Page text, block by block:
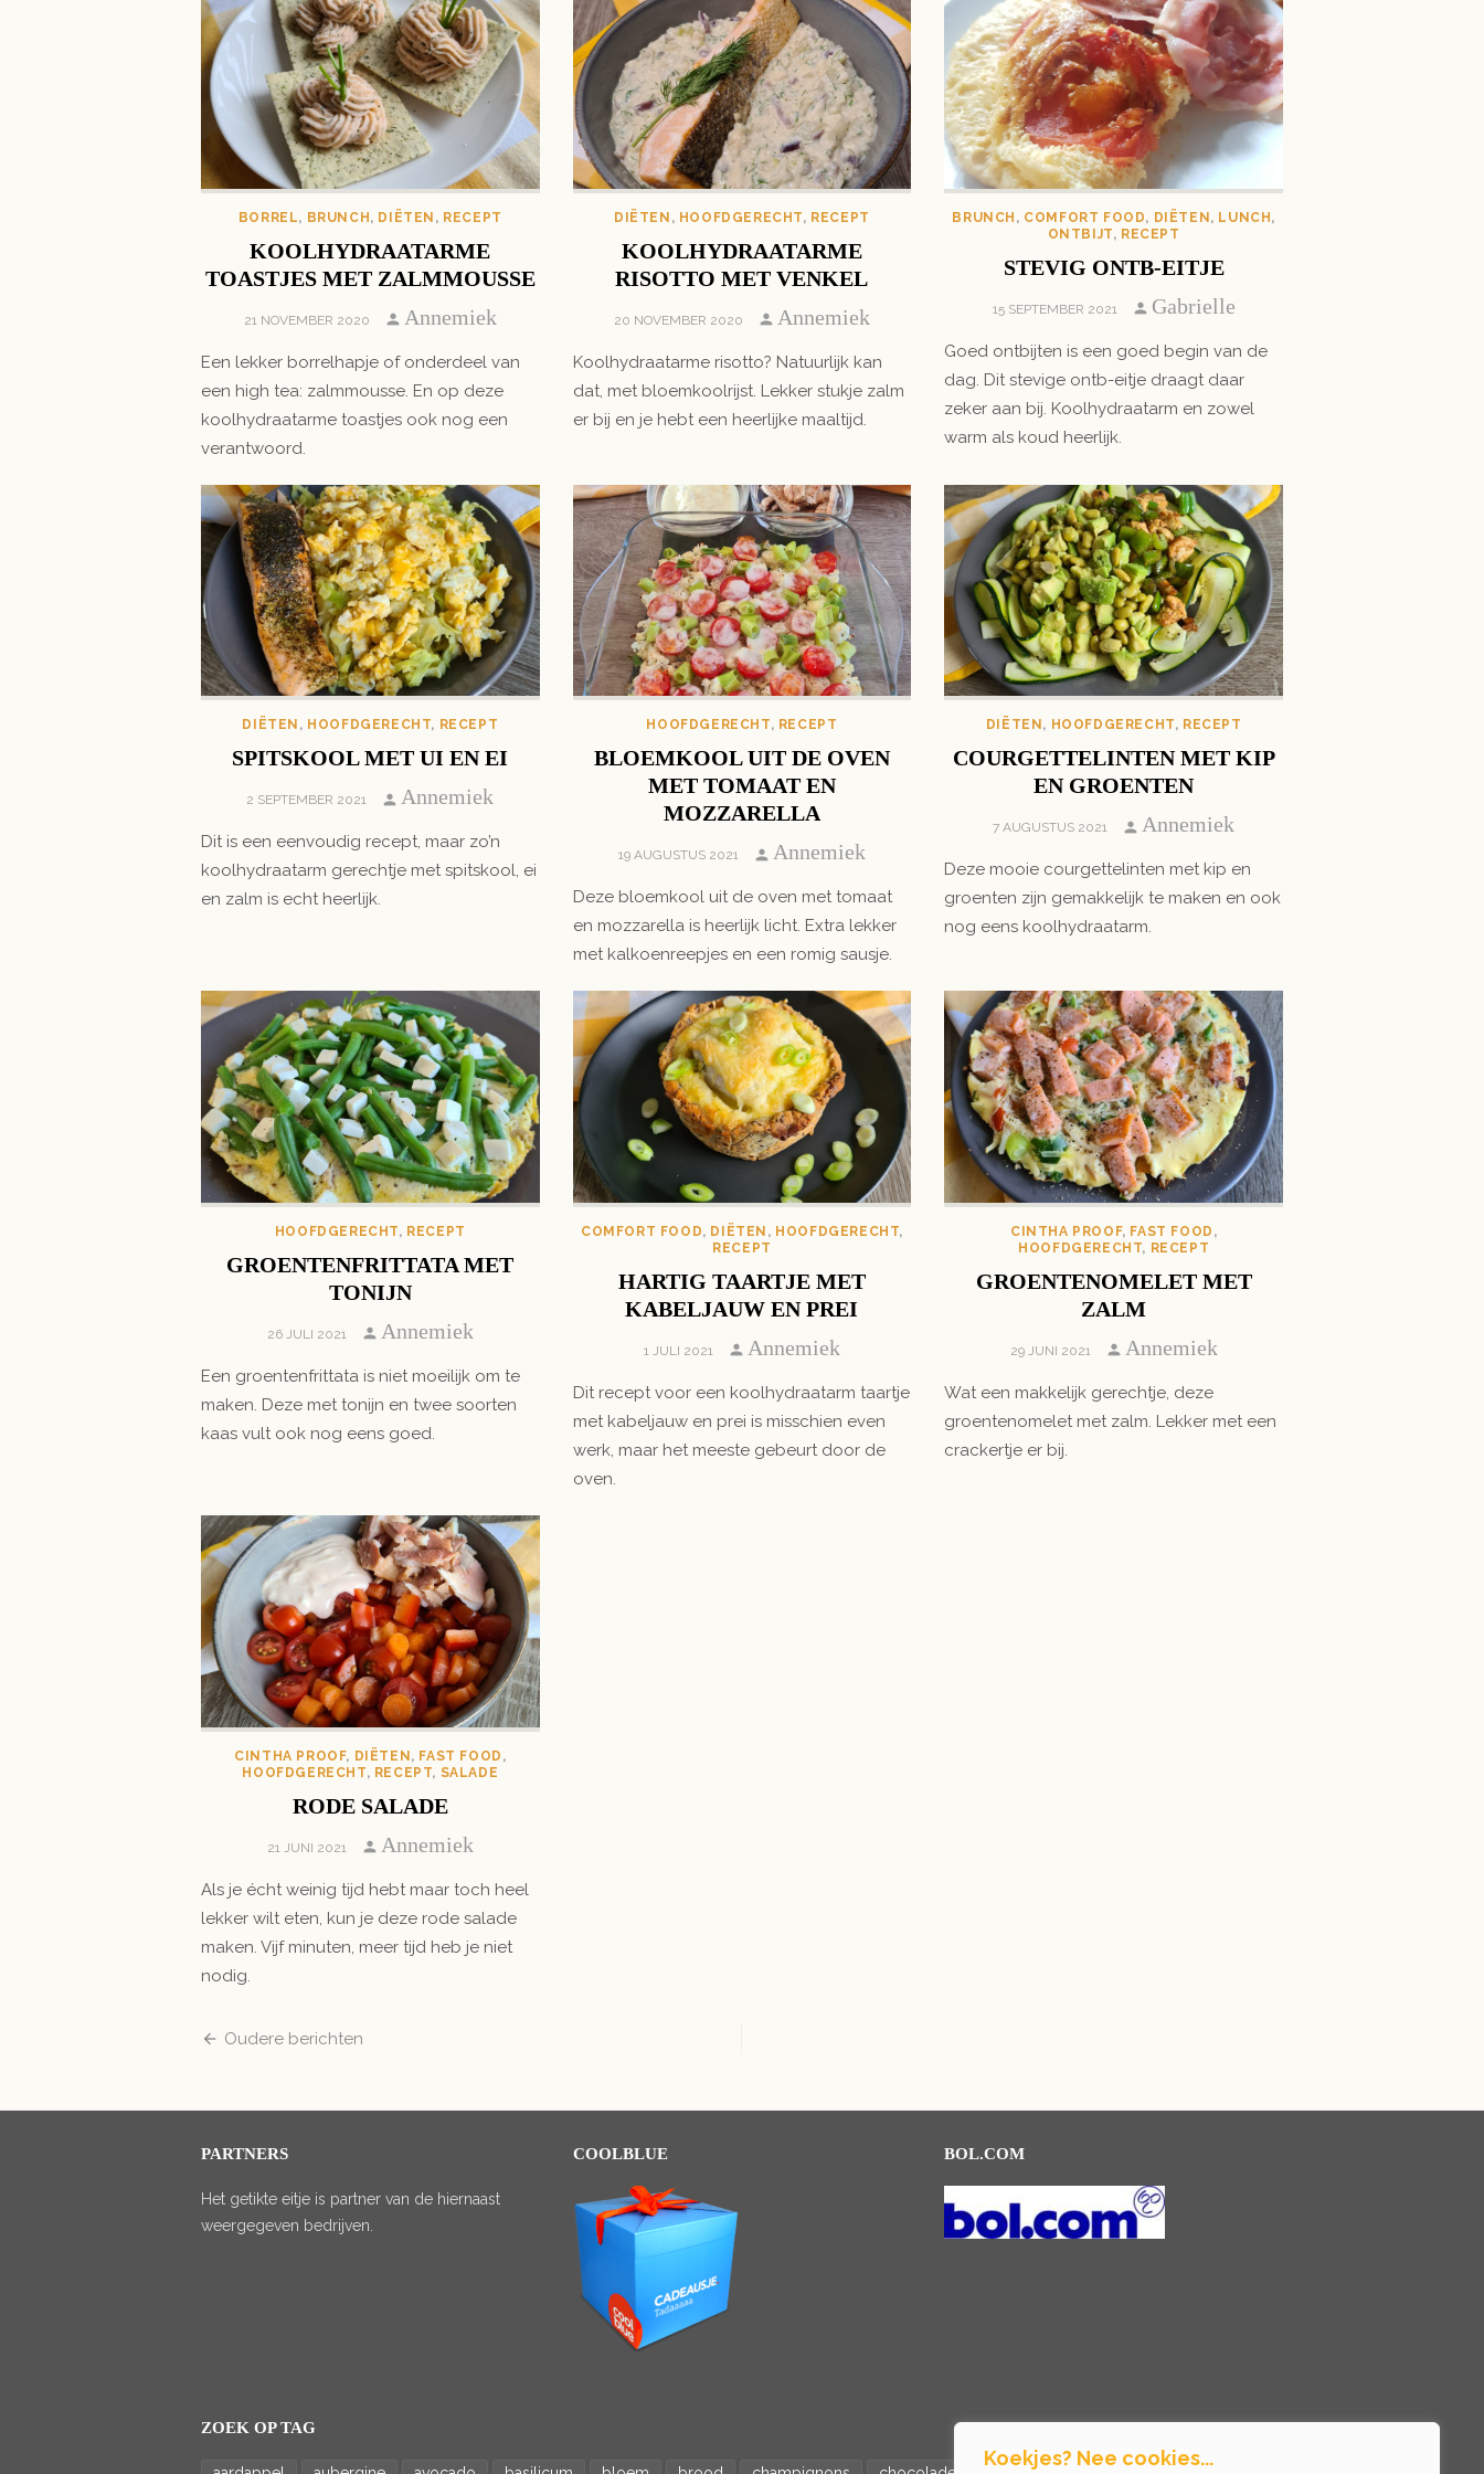
Koekjes? Nee cookies...
BORREL, BRUNCH, DIËTEN , RECEPT
KOOLHYDRAATARME
TOASTJES MET ZALMMOUSSE
POSTED
21 NOVEMBER 2020 Author
Annemiek
Een lekker borrelhapje of onderdeel van
een high tea: zalmmousse. En op deze
koolhydraatarme toastjes ook nog een
verantwoord.
DIËTEN , HOOFDGERECHT, RECEPT
KOOLHYDRAATARME
RISOTTO MET VENKEL
POSTED
20 NOVEMBER 2020 Author
Annemiek
Koolhydraatarme risotto? Natuurlijk kan
dat, met bloemkoolrijst. Lekker stukje zalm
er bij en je hebt een heerlijke maaltijd.
BRUNCH , COMFORT FOOD, DIËTEN, LUNCH,
ONTBIJT, RECEPT
STEVIG ONTB-EITJE
POSTED
15 SEPTEMBER 2021 Author
Gabrielle
Goed ontbijten is een goed begin van de
dag. Dit stevige ontb-eitje draagt daar
zeker aan bij. Koolhydraatarm en zowel
warm als koud heerlijk.
DIËTEN , HOOFDGERECHT, RECEPT
SPITSKOOL MET UI EN EI
POSTED
2 SEPTEMBER 2021 Author
Annemiek
Dit is een eenvoudig recept, maar zo’n
koolhydraatarm gerechtje met spitskool, ei
en zalm is echt heerlijk.
HOOFDGERECHT, RECEPT
BLOEMKOOL UIT DE OVEN
MET TOMAAT EN
MOZZARELLA
POSTED
19 AUGUSTUS 2021 Author
Annemiek
Deze bloemkool uit de oven met tomaat
en mozzarella is heerlijk licht. Extra lekker
met kalkoenreepjes en een romig sausje.
DIËTEN , HOOFDGERECHT, RECEPT
COURGETTELINTEN MET KIP
EN GROENTEN
POSTED
7 AUGUSTUS 2021 Author
Annemiek
Deze mooie courgettelinten met kip en
groenten zijn gemakkelijk te maken en ook
nog eens koolhydraatarm.
HOOFDGERECHT, RECEPT
GROENTENFRITTATA MET
TONIJN
POSTED
26 JULI 2021 Author
Annemiek
Een groentenfrittata is niet moeilijk om te
maken. Deze met tonijn en twee soorten
kaas vult ook nog eens goed.
COMFORT FOOD, DIËTEN , HOOFDGERECHT,
RECEPT
HARTIG TAARTJE MET
KABELJAUW EN PREI
POSTED
1 JULI 2021 Author
Annemiek
Dit recept voor een koolhydraatarm taartje
met kabeljauw en prei is misschien even
werk, maar het meeste gebeurt door de
oven.
CINTHA PROOF, FAST FOOD ,
HOOFDGERECHT, RECEPT
GROENTENOMELET MET
ZALM
POSTED
29 JUNI 2021 Author
Annemiek
Wat een makkelijk gerechtje, deze
groentenomelet met zalm. Lekker met een
crackertje er bij.
CINTHA PROOF, DIËTEN, FAST FOOD ,
HOOFDGERECHT, RECEPT, SALADE
RODE SALADE
POSTED
21 JUNI 2021 Author
Annemiek
Als je écht weinig tijd hebt maar toch heel
lekker wilt eten, kun je deze rode salade
maken. Vijf minuten, meer tijd heb je niet
nodig.
Berichten
Oudere berichten
PARTNERS
Het getikte eitje is partner van de hiernaast
weergegeven bedrijven.
COOLBLUE BOL.COM
ZOEK OP TAG